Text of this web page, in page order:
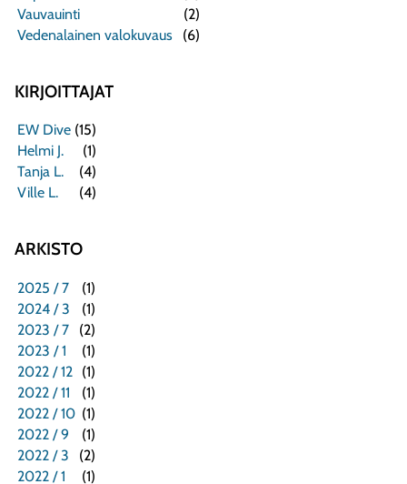
Vauvauinti
(2)
Vedenalainen valokuvaus
(6)
KIRJOITTAJAT
EW Dive (15)
Helmi J.
(1)
Tanja L.
(4)
Ville L.
(4)
ARKISTO
2025 / 7
(1)
2024 / 3
(1)
2023 / 7
(2)
2023 / 1
(1)
2022 / 12 (1)
2022 / 11
(1)
2022 / 10 (1)
2022 / 9
(1)
2022 / 3
(2)
2022 / 1
(1)